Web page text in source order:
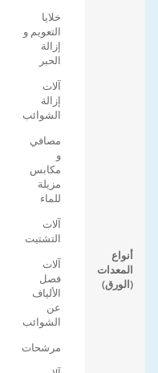
أنواع
المعدات
(الورق)
خلايا
التعويم و
إزالة
الحبر
آلات
إزالة
الشوائب
مصافي
و
مكابس
مزيلة
للماء
آلات
التشتيت
آلات
فصل
الألياف
عن
الشوائب
مرشحات